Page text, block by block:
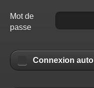
Mot de
passe
Connexion auto